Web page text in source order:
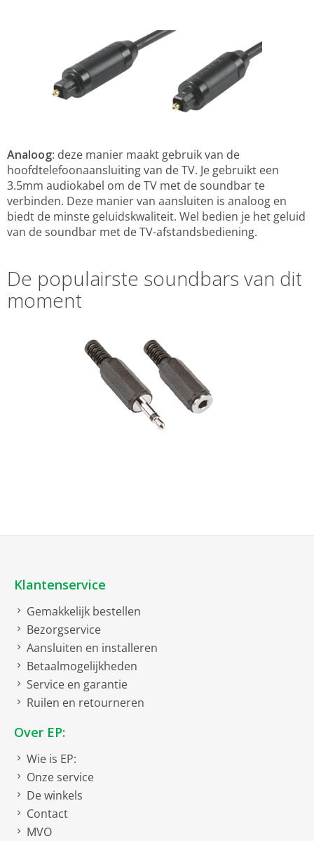
Analoog: deze manier maakt gebruik van de
hoofdtelefoonaansluiting van de TV. Je gebruikt een
3.5mm audiokabel om de TV met de soundbar te
verbinden. Deze manier van aansluiten is analoog en
biedt de minste geluidskwaliteit. Wel bedien je het geluid
van de soundbar met de TV-afstandsbediening.
De populairste soundbars van dit
moment
Klantenservice
Gemakkelijk bestellen
Bezorgservice
Aansluiten en installeren
Betaalmogelijkheden
Service en garantie
Ruilen en retourneren
Over EP:
Wie is EP:
Onze service
De winkels
Contact
MVO